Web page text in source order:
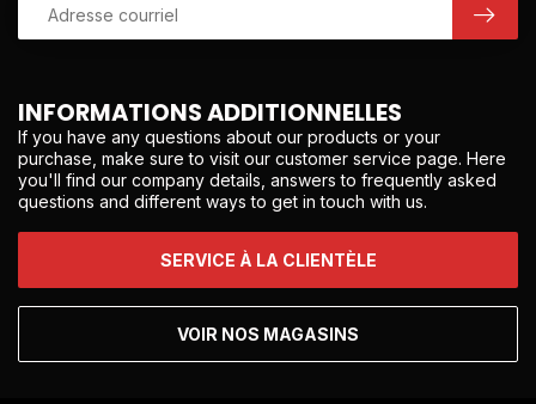
INFORMATIONS ADDITIONNELLES
If you have any questions about our products or your
purchase, make sure to visit our customer service page. Here
you'll find our company details, answers to frequently asked
questions and different ways to get in touch with us.
SERVICE À LA CLIENTÈLE
VOIR NOS MAGASINS